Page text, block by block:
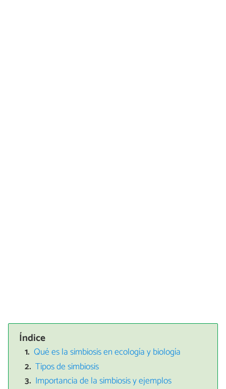
Índice
Qué es la simbiosis en ecología y biología
Tipos de simbiosis
Importancia de la simbiosis y ejemplos